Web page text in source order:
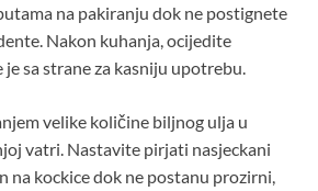
na pakiranju dok ne postignete
Nakon kuhanja, ocijedite
sa strane za kasniju upotrebu.
velike količine biljnog ulja u
vatri. Nastavite pirjati nasjeckani
na kockice dok ne postanu prozirni,